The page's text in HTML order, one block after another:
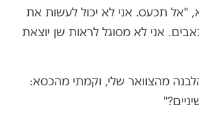
תכעס. אני לא יכול לעשות את
אני לא מסוגל לראות שן יוצאת
מהצוואר שלי, וקמתי מהכסא: